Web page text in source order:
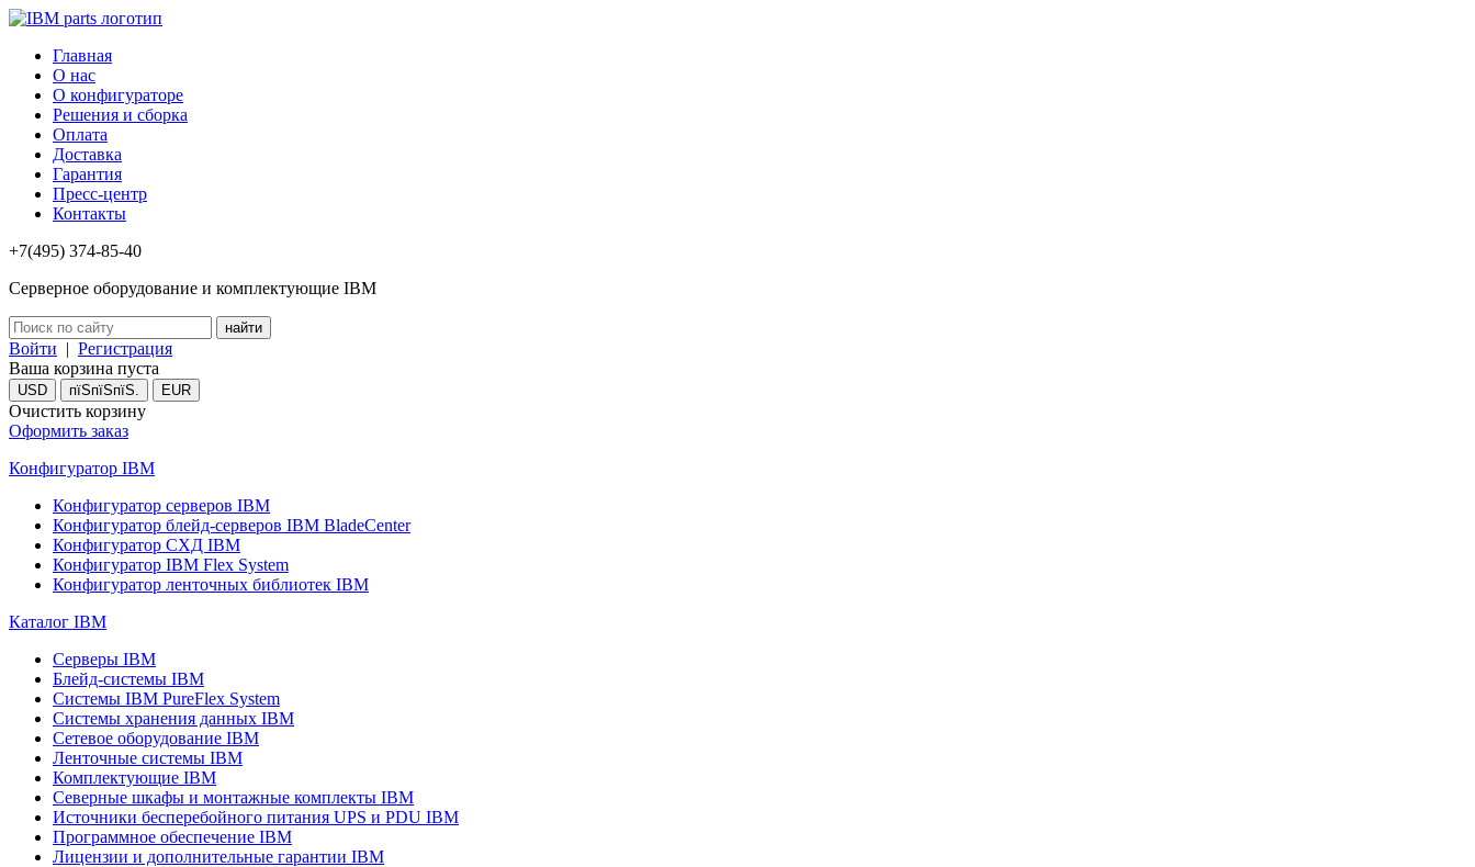
Главная
О нас
О конфигураторе
Решения и сборка
Оплата
Доставка
Гарантия
Пресс-центр
Контакты
+7(495) 374-85-40
Серверное оборудование и комплектующие IBM
Войти | Регистрация
Ваша корзина пуста
USD пїЅпїЅпїЅ. EUR
Очистить корзину
Оформить заказ
Конфигуратор IBM
Конфигуратор серверов IBM
Конфигуратор блейд-серверов IBM BladeCenter
Конфигуратор СХД IBM
Конфигуратор IBM Flex System
Конфигуратор ленточных библиотек IBM
Каталог IBM
Серверы IBM
Блейд-системы IBM
Системы IBM PureFlex System
Системы хранения данных IBM
Сетевое оборудование IBM
Ленточные системы IBM
Комплектующие IBM
Северные шкафы и монтажные комплекты IBM
Источники бесперебойного питания UPS и PDU IBM
Программное обеспечение IBM
Лицензии и дополнительные гарантии IBM